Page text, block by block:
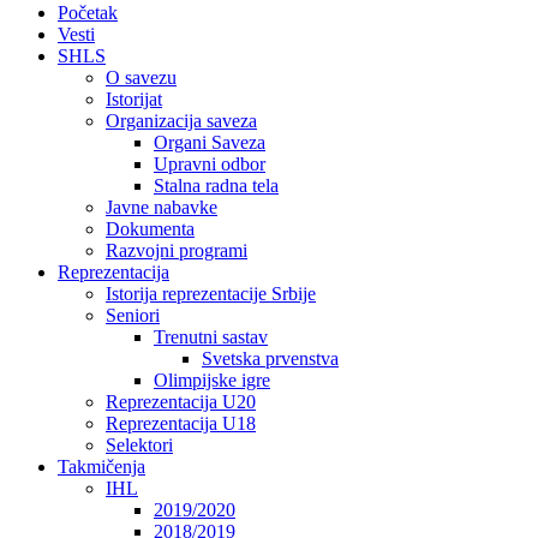
Početak
Vesti
SHLS
O savezu
Istorijat
Organizacija saveza
Organi Saveza
Upravni odbor
Stalna radna tela
Javne nabavke
Dokumenta
Razvojni programi
Reprezentacija
Istorija reprezentacije Srbije
Seniori
Trenutni sastav
Svetska prvenstva
Olimpijske igre
Reprezentacija U20
Reprezentacija U18
Selektori
Takmičenja
IHL
2019/2020
2018/2019